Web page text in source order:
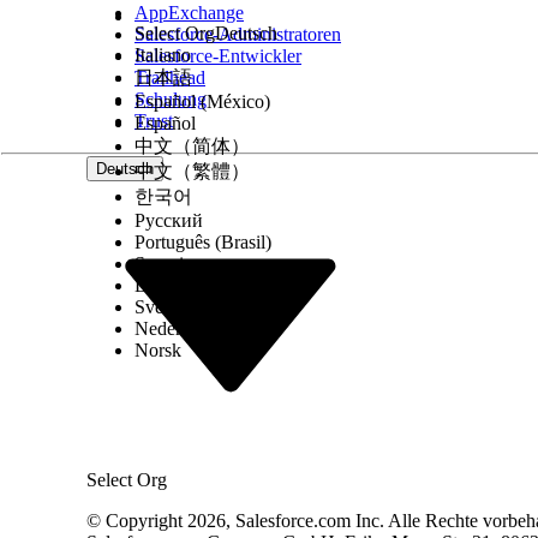
Erstellen und verwalten Sie Spenderaccounts.
einem Spender eine E-Mail.
Kontaktprofile
Erstellen und verwalten Sie Kontaktprofile.
Geburtsort und ob es sich bei dem Kontakt um
Philanthropische Forschungsprofile der
Erstellen und verwalten Sie Profile für die
den Forscher, der dem Profil zugewiesen ist, und
einschließlich der Anzahl der bisher erfassten
Vermögenswachstumsrate. Überprüfen Sie
Erstellen und verwalten Sie philanthropische
geschätzten Wert und die Quelle des Indikators.
AppExchange
Salesforce-Administratoren
Salesforce-Entwickler
Trailhead
Schulung
Trust
Deutsch
Select Org
Select OrgDeutsch
Italiano
日本語
Español (México)
Español
中文（简体）
中文（繁體）
한국어
Русский
Português (Brasil)
Suomi
Dansk
Svenska
Nederlands
Norsk
© Copyright 2026, Salesforce.com Inc. Alle Rechte